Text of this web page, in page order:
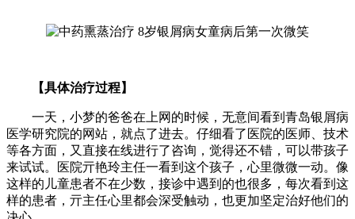
【具体治疗过程】
一天，小梦的爸爸在上网的时候，无意间看到青岛银屑病
医学研究院的网站，就点了进去。仔细看了医院的医师、技术
等各方面，又直接在线进行了咨询，觉得还不错，可以带孩子
来试试。医院亓艳玲主任一看到这个孩子，心里微微一动。像
这样的儿童患者不在少数，接诊中遇到的也很多，每次看到这
样的患者，亓主任心里都会深受触动，也更加坚定治好他们的